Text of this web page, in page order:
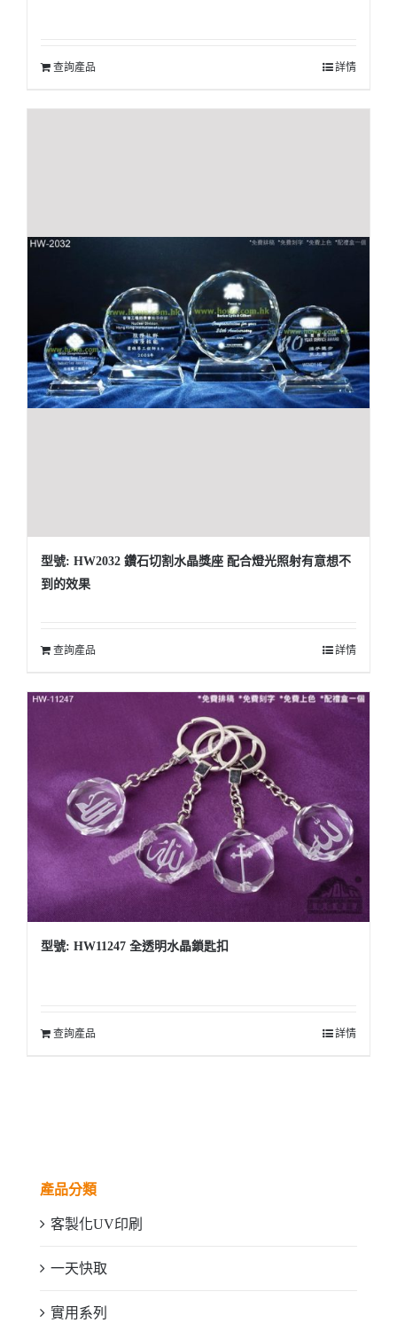
查詢產品 詳情
型號: HW2032 鑽石切割水晶獎座 配合燈光照射有意想不
到的效果
查詢產品 詳情
型號: HW11247 全透明水晶鎖匙扣
查詢產品 詳情
產品分類
客製化UV印刷
一天快取
實用系列